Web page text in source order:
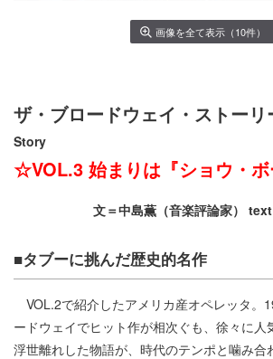
画像を全て表示（10件）
ザ・ブロードウェイ・ストー
Story
☆VOL.3 始まりは『ショウ・ボ
文＝中島薫（音楽評論家）
■タブーに挑んだ歴史的名作
VOL.2で紹介したアメリカ産オペレッタ。
ードウェイでヒット作が相次ぐも、徐々に人
浮世離れした物語が、時代のテンポと噛み合